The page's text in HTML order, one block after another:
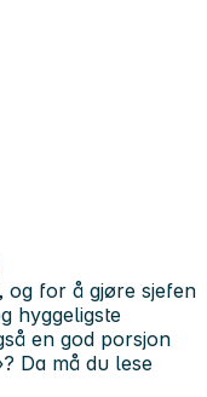
for å gjøre sjefen
hyggeligste
en god porsjon
Da må du lese